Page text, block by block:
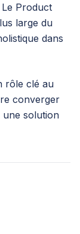
Product
large du
dans
rôle clé au
converger
une solution